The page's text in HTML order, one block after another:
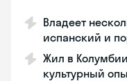
Владеет
испанский и
Жил в
культурный